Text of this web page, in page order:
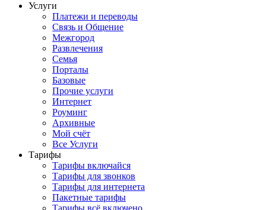
Услуги
Платежи и переводы
Связь и Общение
Межгород
Развлечения
Семья
Порталы
Базовые
Прочие услуги
Интернет
Роуминг
Архивные
Мой счёт
Все Услуги
Тарифы
Тарифы включайся
Тарифы для звонков
Тарифы для интернета
Пакетные тарифы